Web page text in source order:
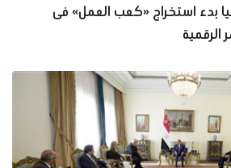
بدء استخراج «كعب العمل» فى